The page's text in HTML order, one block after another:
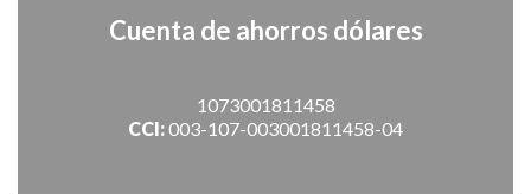
Cuenta de ahorros dólares
1073001811458
CCI:003-107-003001811458-04